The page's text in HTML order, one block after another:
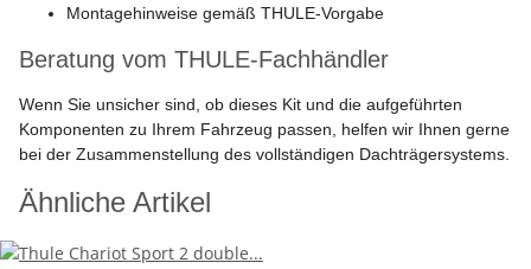
Montagehinweise gemäß THULE-Vorgabe
Beratung vom THULE-Fachhändler
Wenn Sie unsicher sind, ob dieses Kit und die aufgeführten
Komponenten zu Ihrem Fahrzeug passen, helfen wir Ihnen gerne
bei der Zusammenstellung des vollständigen Dachträgersystems.
Ähnliche Artikel